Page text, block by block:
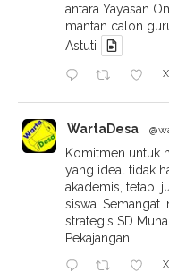
antara Yayasan
mantan calon
Astuti
X
WartaDesa
Komitmen untuk
yang ideal tidak
akademis, tetapi
siswa. Semangat
strategis SD
Pekajangan
X